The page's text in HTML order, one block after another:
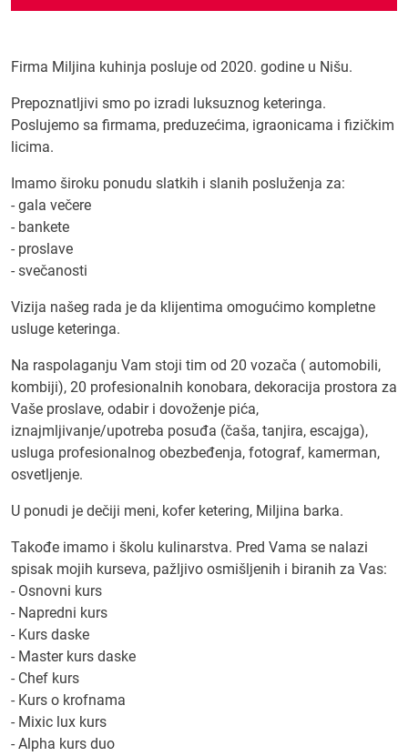
Firma Miljina kuhinja posluje od 2020. godine u Nišu.
Prepoznatljivi smo po izradi luksuznog keteringa.
Poslujemo sa firmama, preduzećima, igraonicama i fizičkim
licima.
Imamo široku ponudu slatkih i slanih posluženja za:
- gala večere
- bankete
- proslave
- svečanosti
Vizija našeg rada je da klijentima omogućimo kompletne
usluge keteringa.
Na raspolaganju Vam stoji tim od 20 vozača ( automobili,
kombiji), 20 profesionalnih konobara, dekoracija prostora za
Vaše proslave, odabir i dovoženje pića,
iznajmljivanje/upotreba posuđa (čaša, tanjira, escajga),
usluga profesionalnog obezbeđenja, fotograf, kamerman,
osvetljenje.
U ponudi je dečiji meni, kofer ketering, Miljina barka.
Takođe imamo i školu kulinarstva. Pred Vama se nalazi
spisak mojih kurseva, pažljivo osmišljenih i biranih za Vas:
- Osnovni kurs
- Napredni kurs
- Kurs daske
- Master kurs daske
- Chef kurs
- Kurs o krofnama
- Mixic lux kurs
- Alpha kurs duo